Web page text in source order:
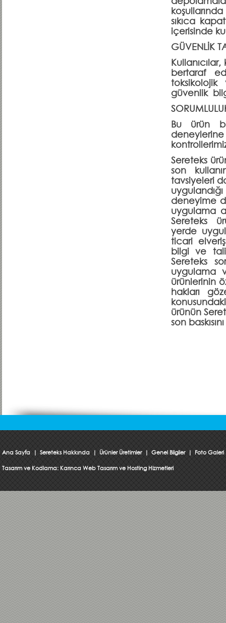
sıkıca
içerisinde
GÜVENLİK
bertaraf
toksikolojik
güvenlik
Bu ürün
Sereteks
son
tavsiyeleri
deneyime
uygulama
Sereteks
yerde
ticari
bilgi ve
Sereteks
uygulama
ürünlerinin
hakları
ürünün
son
Ana Sayfa | Sereteks Hakkında | Ürünler Üretimler| Genel Bilgiler| Foto Galeri
Tasarım ve Kodlama: Karınca Web Tasarım ve Hosting Hizmetleri